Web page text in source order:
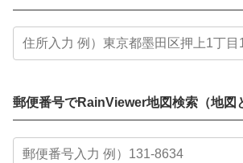
郵便番号でRainViewer地図検索（地図